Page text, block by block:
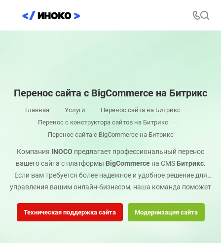
Перенос сайта с BigCommerce на Битрикс
Главная — Услуги — Перенос сайта на Битрикс —
Перенос с конструктора сайтов на Битрикс —
Перенос сайта с BigCommerce на Битрикс
Компания INOCO предлагает профессиональный перенос
вашего сайта с платформы BigCommerceна CMS Битрикс.
Если вам требуется более надежное и удобное решение для
управления вашим онлайн-бизнесом, наша команда поможет
рисками и потерями. Закажите эту услугу, чтобы получить
оптимальный результат за короткие сроки!
Техническая поддержка сайта Модернизация сайта